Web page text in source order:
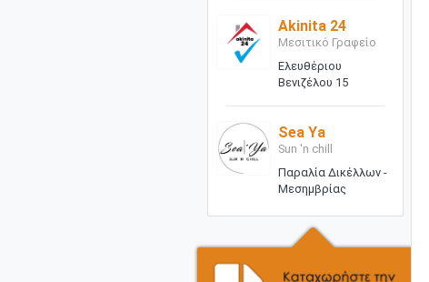
Akinita 24
Μεσιτικό Γραφείο
Ελευθέριου
Βενιζέλου 15
Sea Ya
Sun 'n chill
Παραλία Δικέλλων -
Μεσημβρίας